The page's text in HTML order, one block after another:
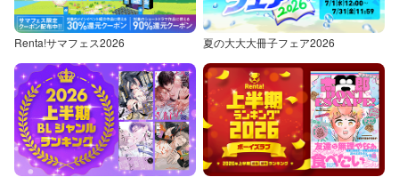
Renta!サマフェス2026 夏の大大大冊子フェア2026